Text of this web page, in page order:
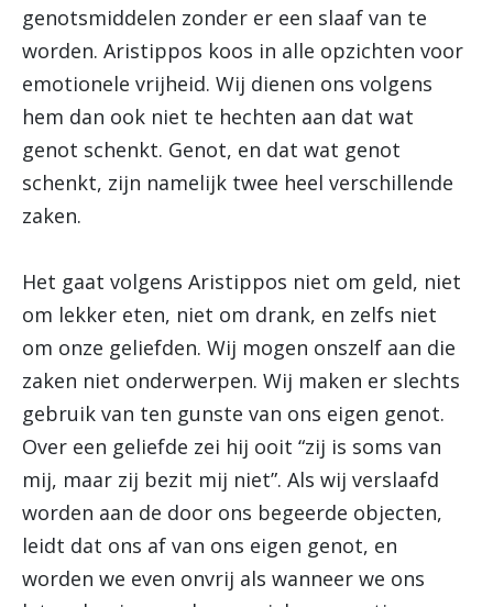
genotsmiddelen zonder er een slaaf van te
worden. Aristippos koos in alle opzichten voor
emotionele vrijheid. Wij dienen ons volgens
hem dan ook niet te hechten aan dat wat
genot schenkt. Genot, en dat wat genot
schenkt, zijn namelijk twee heel verschillende
zaken.
Het gaat volgens Aristippos niet om geld, niet
om lekker eten, niet om drank, en zelfs niet
om onze geliefden. Wij mogen onszelf aan die
zaken niet onderwerpen. Wij maken er slechts
gebruik van ten gunste van ons eigen genot.
Over een geliefde zei hij ooit “zij is soms van
mij, maar zij bezit mij niet”. Als wij verslaafd
worden aan de door ons begeerde objecten,
leidt dat ons af van ons eigen genot, en
worden we even onvrij als wanneer we ons